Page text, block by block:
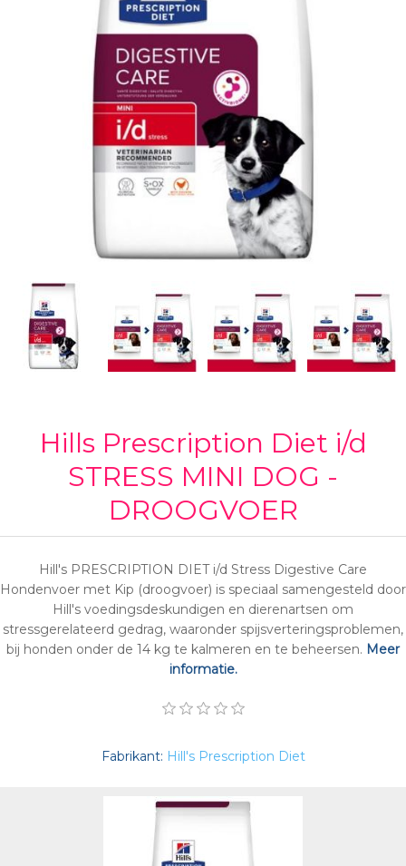
Hills Prescription Diet i/d
STRESS MINI DOG -
DROOGVOER
Hill's PRESCRIPTION DIET i/d Stress Digestive Care
Hondenvoer met Kip (droogvoer) is speciaal samengesteld door
Hill's voedingsdeskundigen en dierenartsen om
stressgerelateerd gedrag, waaronder spijsverteringsproblemen,
bij honden onder de 14 kg te kalmeren en te beheersen. Meer
informatie.
Fabrikant: Hill's Prescription Diet